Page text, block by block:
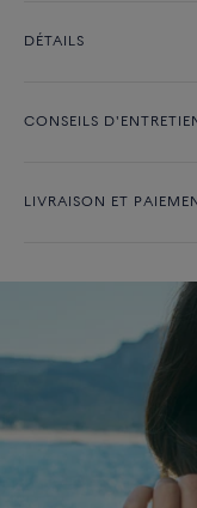
DÉTAILS
CONSEILS
LIVRAISON ET